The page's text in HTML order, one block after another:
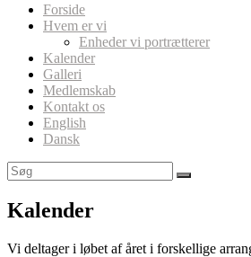
Forside
Hvem er vi
Enheder vi portrætterer
Kalender
Galleri
Medlemskab
Kontakt os
English
Dansk
Kalender
Vi deltager i løbet af året i forskellige